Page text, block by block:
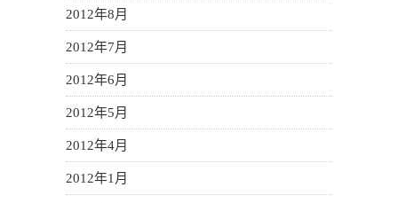
2012年8月
2012年7月
2012年6月
2012年5月
2012年4月
2012年1月